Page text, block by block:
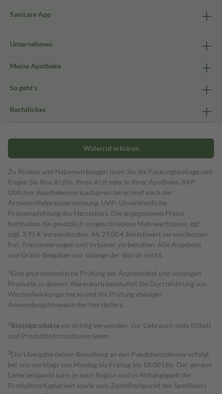
Sanicare App
Unternehmen
Meine Apotheke
So geht's
Rechtliches
Widerruf erklären
Zu Risiken und Nebenwirkungen lesen Sie die Packungsbeilage und
fragen Sie Ihre Ärztin, Ihren Arzt oder in Ihrer Apotheke. AVP:
Üblicher Apothekenverkaufspreis berechnet nach der
Arzneimittelpreisverordnung. UVP: Unverbindliche
Preisempfehlung des Herstellers. Die angegebenen Preise
beinhalten die gesetzlich vorgeschriebene Mehrwertsteuer, ggf.
zzgl. 3,95 € Versandkosten. Ab 29,00 € Bestell­wert versand­kosten­
frei. Preisänderungen und Irrtümer vorbehalten. Alle Angebote
und Gratis-Beigaben nur solange der Vorrat reicht.
1 Eine pharmazeutische Prüfung der Arzneimittel und sonstigen
Produkte in deinem Warenkorb beinhaltet die Durchführung von
Wechselwirkungschecks und die Prüfung etwaiger
Anwendungshinweise des Herstellers.
2Biozidproduktevorsichtig verwenden. Vor Gebrauch stets Etikett
und Produktinformationen lesen.
3Die Übergabe deiner Bestellung an den Paketdienstleister erfolgt
bei uns werktags von Montag bis Freitag bis 18:00 Uhr. Der genaue
Lieferzeitpunkt kann je nach Region und in Abhängigkeit der
Produktverfügbarkeit sowie vom Zustellzeitpunkt des Spediteurs